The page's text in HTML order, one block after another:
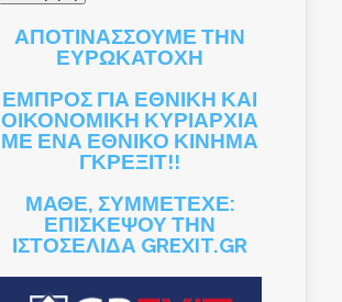
ΑΠΟΤΙΝΑΣΣΟΥΜΕ ΤΗΝ
ΕΥΡΩΚΑΤΟΧΗ
ΕΜΠΡΟΣ ΓΙΑ ΕΘΝΙΚΗ ΚΑΙ
ΟΙΚΟΝΟΜΙΚΗ ΚΥΡΙΑΡΧΙΑ
ΜΕ ΕΝΑ ΕΘΝΙΚΟ ΚΙΝΗΜΑ
ΓΚΡΕΞΙΤ!!
ΜΑΘΕ, ΣΥΜΜΕΤΕΧΕ:
ΕΠΙΣΚΕΨΟΥ ΤΗΝ
ΙΣΤΟΣΕΛΙΔΑ GREXIT.GR